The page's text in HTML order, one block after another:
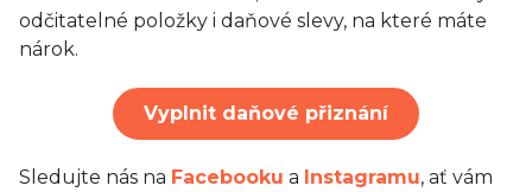
odčitatelné položky i daňové slevy, na které máte
nárok.
Vyplnit daňové přiznání
Sledujte nás na Facebooku a Instagramu, ať vám